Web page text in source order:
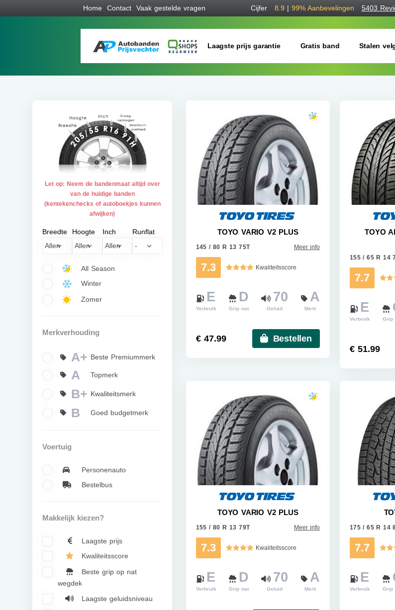
Home Contact Vaak gestelde vragen Cijfer 8.9 | 99% Aanbevelingen 5403
Laagste prijs garantie Gratis band Stalen
Let op: Neem de bandenmaat altijd over
van de huidige banden
(kentekenchecks of autoboekjes kunnen
afwijken)
Breedte Hoogte Inch Runflat
All Season
Winter
Zomer
Merkverhouding
A+ Beste Premiummerk
A Topmerk
B+ Kwaliteitsmerk
B Goed budgetmerk
Voertuig
Personenauto
Bestelbus
Makkelijk kiezen?
Laagste prijs
Kwaliteitsscore
Beste grip op nat
wegdek
Laagste geluidsniveau
TOYO VARIO V2 PLUS
145 / 80 R 13 75T Meer info
7.3 Kwaliteitsscore
E
Verbruik
D
Grip nat
70
Geluid
A
Merk
€ 47.99 Bestellen
TOYO
155 / 65 R 14
7.7
E
Verbruik Grip
€ 51.99
TOYO VARIO V2 PLUS
155 / 80 R 13 79T Meer info
7.3 Kwaliteitsscore
E
Verbruik
D
Grip nat
70
Geluid
A
Merk
175 / 65 R 14
7.7
E
Verbruik Grip